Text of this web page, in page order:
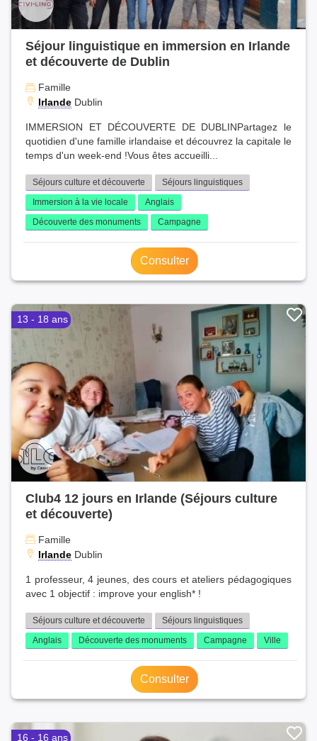
Séjour linguistique en immersion en Irlande
et découverte de Dublin
Famille
Irlande Dublin
IMMERSION ET DÉCOUVERTE DE DUBLINPartagez le
quotidien d'une famille irlandaise et découvrez la capitale le
temps d'un week-end !Vous êtes accueilli...
Séjours culture et découverte
Séjours linguistiques
Immersion à la vie locale
Anglais
Découverte des monuments
Campagne
Consulter
13 - 18 ans
Club4 12 jours en Irlande (Séjours culture
et découverte)
Famille
Irlande Dublin
1 professeur, 4 jeunes, des cours et ateliers pédagogiques
avec 1 objectif : improve your english* !
Séjours culture et découverte
Séjours linguistiques
Anglais
Découverte des monuments Campagne Ville
Consulter
16 - 16 ans